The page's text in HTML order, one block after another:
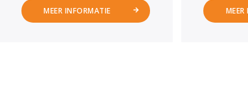
MEER INFORMATIE